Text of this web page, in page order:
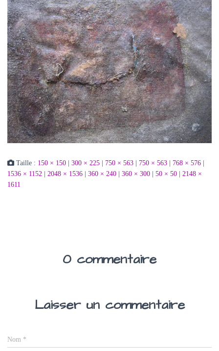
Taille : 150 × 150 | 300 × 225 | 750 × 563 | 750 × 563 | 768 × 576 |
1536 × 1152 | 2048 × 1536 | 360 × 240 | 360 × 300 | 50 × 50 | 2148 ×
1611
0 commentaire
Laisser un commentaire
Nom *